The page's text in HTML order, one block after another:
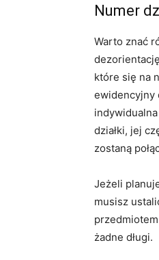
Numer
Warto znać
które się na
ewidencyjny
działki, jej
zostaną
Jeżeli
musisz
żadne długi.